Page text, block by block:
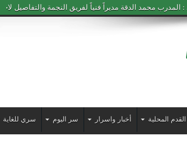
المدرب محمد الدقة مديراً فنياً لفريق النجمة والتفاصيل لاحقاً
المحلية أخبار واسرار سر اليوم سري للغاية